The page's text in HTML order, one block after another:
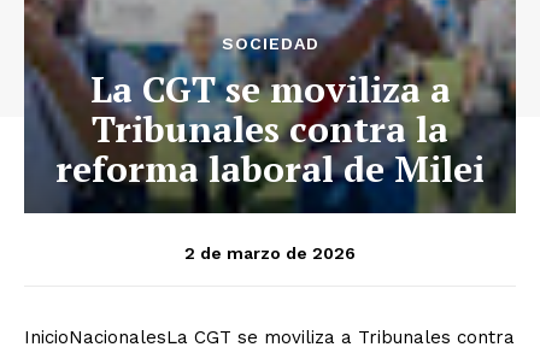
SOCIEDAD
La CGT se moviliza a
Tribunales contra la
reforma laboral de Milei
2 de marzo de 2026
InicioNacionalesLa CGT se moviliza a Tribunales contra